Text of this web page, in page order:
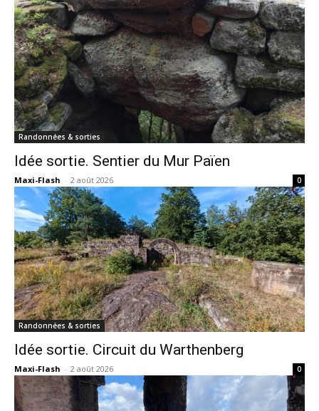
Randonnées & sorties
Idée sortie. Sentier du Mur Païen
Maxi-Flash - 2 août 2026 0
Randonnées & sorties
Idée sortie. Circuit du Warthenberg
Maxi-Flash - 2 août 2026 0